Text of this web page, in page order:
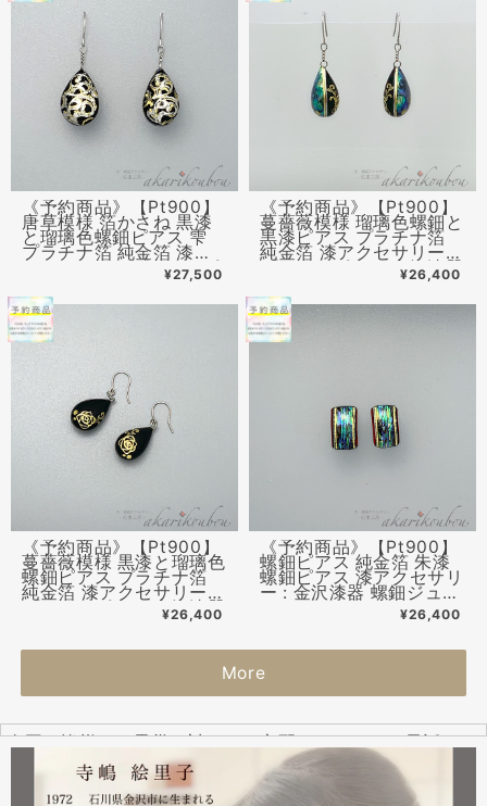
《予約商品》【Pt900】
唐草模様 箔かさね 黒漆
と瑠璃色螺鈿ピアス 雫
プラチナ箔 純金箔 漆ア
クセサリー：プラチナピ
アス 金沢漆器 螺鈿ジュ
エリー
¥27,500
《予約商品》【Pt900】
蔓薔薇模様 瑠璃色螺鈿と
黒漆ピアス プラチナ箔
純金箔 漆アクセサリー：
プラチナピアス 金沢漆器
¥26,400
《予約商品》【Pt900】
蔓薔薇模様 黒漆と瑠璃色
螺鈿ピアス プラチナ箔
純金箔 漆アクセサリー：
プラチナピアス 金沢漆器
¥26,400
《予約商品》【Pt900】
螺鈿ピアス 純金箔 朱漆
螺鈿ピアス 漆アクセサリ
ー : 金沢漆器 螺鈿ジュエ
リー ¥26,400
More
全国の皆様より震災に対するご心配のメールやお電話をた
くさんいただきました。ありがとうございます。
幸い紅里工房にはそれほどの被害もなく、ただいま通常の